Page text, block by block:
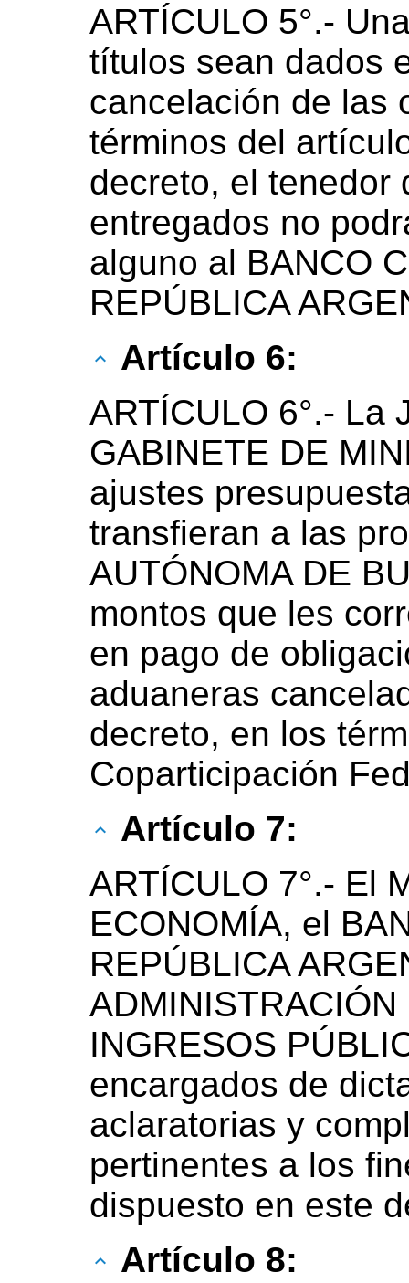
ARTÍCULO 5°.-
títulos sean dados
cancelación de las
términos del
decreto, el tenedor
entregados no
alguno al BANCO
REPÚBLICA
Artículo 6:
ARTÍCULO 6°.- La
GABINETE DE
ajustes
transfieran a las
AUTÓNOMA DE
montos que les
en pago de
aduaneras
decreto, en los
Coparticipación
Artículo 7:
ARTÍCULO 7°.- El
ECONOMÍA, el
REPÚBLICA
INGRESOS
encargados de
aclaratorias y
pertinentes a los
dispuesto en este
Artículo 8: